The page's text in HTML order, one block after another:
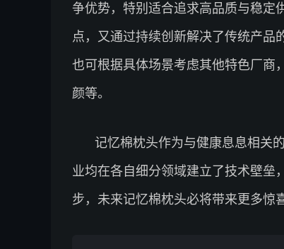
争优势，特别适合追求高品质与稳定
点，又通过持续创新解决了传统产品
也可根据具体场景考虑其他特色厂商
颜等。
记忆棉枕头作为与健康息息相关
业均在各自细分领域建立了技术壁垒
步，未来记忆棉枕头必将带来更多惊